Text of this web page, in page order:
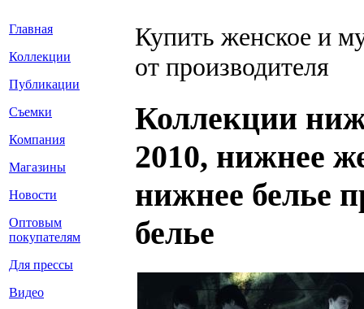
Главная
Коллекции
Публикации
Съемки
Компания
Магазины
Новости
Оптовым
покупателям
Для прессы
Видео
Купить женское и
от производителя
Коллекции
2010, нижнее
нижнее белье
белье